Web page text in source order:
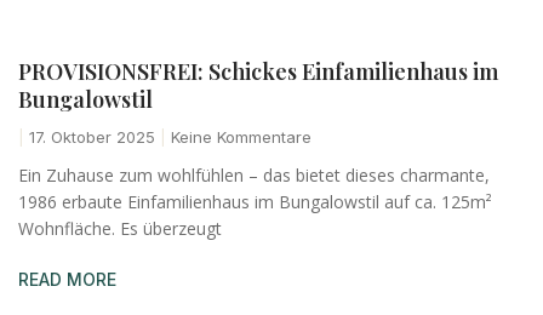
PROVISIONSFREI: Schickes Einfamilienhaus im
Bungalowstil
17. Oktober 2025 Keine Kommentare
Ein Zuhause zum wohlfühlen – das bietet dieses charmante,
1986 erbaute Einfamilienhaus im Bungalowstil auf ca. 125m²
Wohnfläche. Es überzeugt
READ MORE